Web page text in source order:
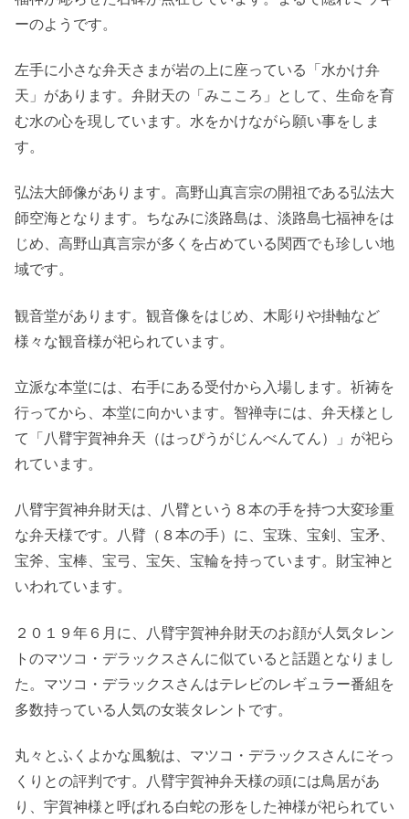
ーのようです。
左手に小さな弁天さまが岩の上に座っている「水かけ弁
天」があります。弁財天の「みこころ」として、生命を育
む水の心を現しています。水をかけながら願い事をしま
す。
弘法大師像があります。高野山真言宗の開祖である弘法大
師空海となります。ちなみに淡路島は、淡路島七福神をは
じめ、高野山真言宗が多くを占めている関西でも珍しい地
域です。
観音堂があります。観音像をはじめ、木彫りや掛軸など
様々な観音様が祀られています。
立派な本堂には、右手にある受付から入場します。祈祷を
行ってから、本堂に向かいます。智禅寺には、弁天様とし
て「八臂宇賀神弁天（はっぴうがじんべんてん）」が祀ら
れています。
八臂宇賀神弁財天は、八臂という８本の手を持つ大変珍重
な弁天様です。八臂（８本の手）に、宝珠、宝剣、宝矛、
宝斧、宝棒、宝弓、宝矢、宝輪を持っています。財宝神と
いわれています。
２０１９年６月に、八臂宇賀神弁財天のお顔が人気タレン
トのマツコ・デラックスさんに似ていると話題となりまし
た。マツコ・デラックスさんはテレビのレギュラー番組を
多数持っている人気の女装タレントです。
丸々とふくよかな風貌は、マツコ・デラックスさんにそっ
くりとの評判です。八臂宇賀神弁天様の頭には鳥居があ
り、宇賀神様と呼ばれる白蛇の形をした神様が祀られてい